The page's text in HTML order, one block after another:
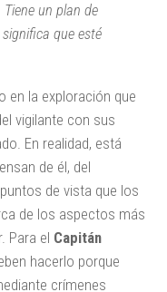
un plan de
que esté
en la exploración que
vigilante con sus
En realidad, está
de él, del
de vista que los
de los aspectos más
Para el Capitán
hacerlo porque
crímenes